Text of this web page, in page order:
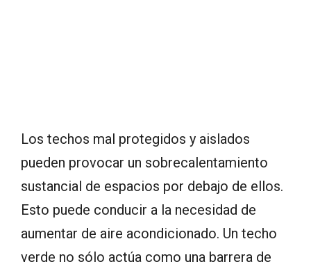
Los techos mal protegidos y aislados
pueden provocar un sobrecalentamiento
sustancial de espacios por debajo de ellos.
Esto puede conducir a la necesidad de
aumentar de aire acondicionado. Un techo
verde no sólo actúa como una barrera de